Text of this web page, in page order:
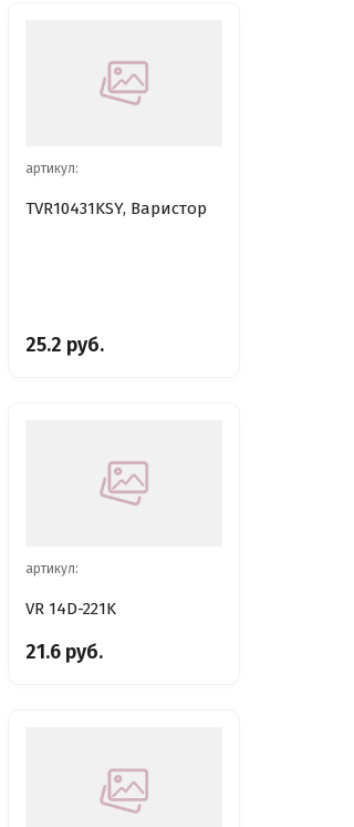
артикул:
TVR10431KSY, Варистор
25.2 руб.
артикул:
VR 14D-221K
21.6 руб.